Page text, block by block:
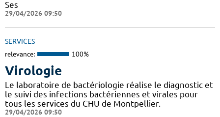
Ses
29/04/2026 09:50
SERVICES
relevance: 100%
Virologie
Le laboratoire de bactériologie réalise le diagnostic et
le suivi des infections bactériennes et virales pour
tous les services du CHU de Montpellier.
29/04/2026 09:50